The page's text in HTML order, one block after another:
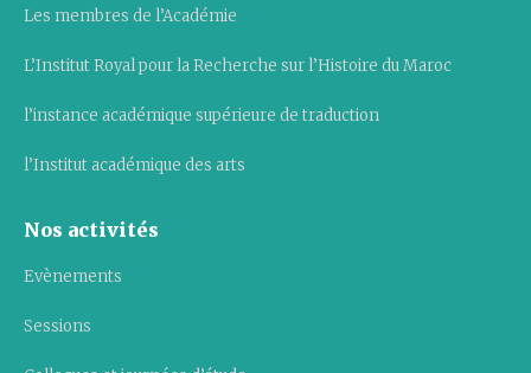
Les membres de l’Académie
L’Institut Royal pour la Recherche sur l’Histoire du Maroc
l’instance académique supérieure de traduction
l’Institut académique des arts
Nos activités
Evènements
Sessions